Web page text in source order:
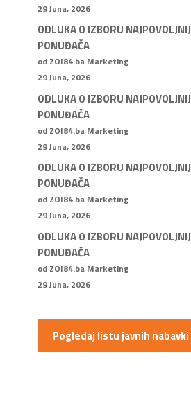
29 Juna, 2026
ODLUKA O IZBORU
PONUĐAČA
od ZOI84.ba Marketing
29 Juna, 2026
ODLUKA O IZBORU
PONUĐAČA
od ZOI84.ba Marketing
29 Juna, 2026
ODLUKA O IZBORU
PONUĐAČA
od ZOI84.ba Marketing
29 Juna, 2026
ODLUKA O IZBORU
PONUĐAČA
od ZOI84.ba Marketing
29 Juna, 2026
Pogledaj listu javnih nabavki